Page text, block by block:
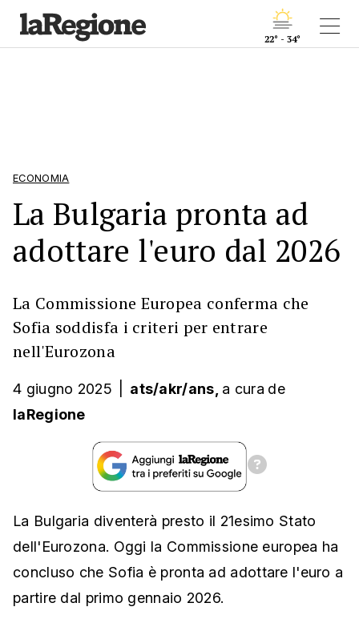
22° - 34°
ECONOMIA
La Bulgaria pronta ad
adottare l'euro dal 2026
La Commissione Europea conferma che
Sofia soddisfa i criteri per entrare
nell'Eurozona
4 giugno 2025 ats/akr/ans, a cura de
laRegione
La Bulgaria diventerà presto il 21esimo Stato
dell'Eurozona. Oggi la Commissione europea ha
concluso che Sofia è pronta ad adottare l'euro a
partire dal primo gennaio 2026.